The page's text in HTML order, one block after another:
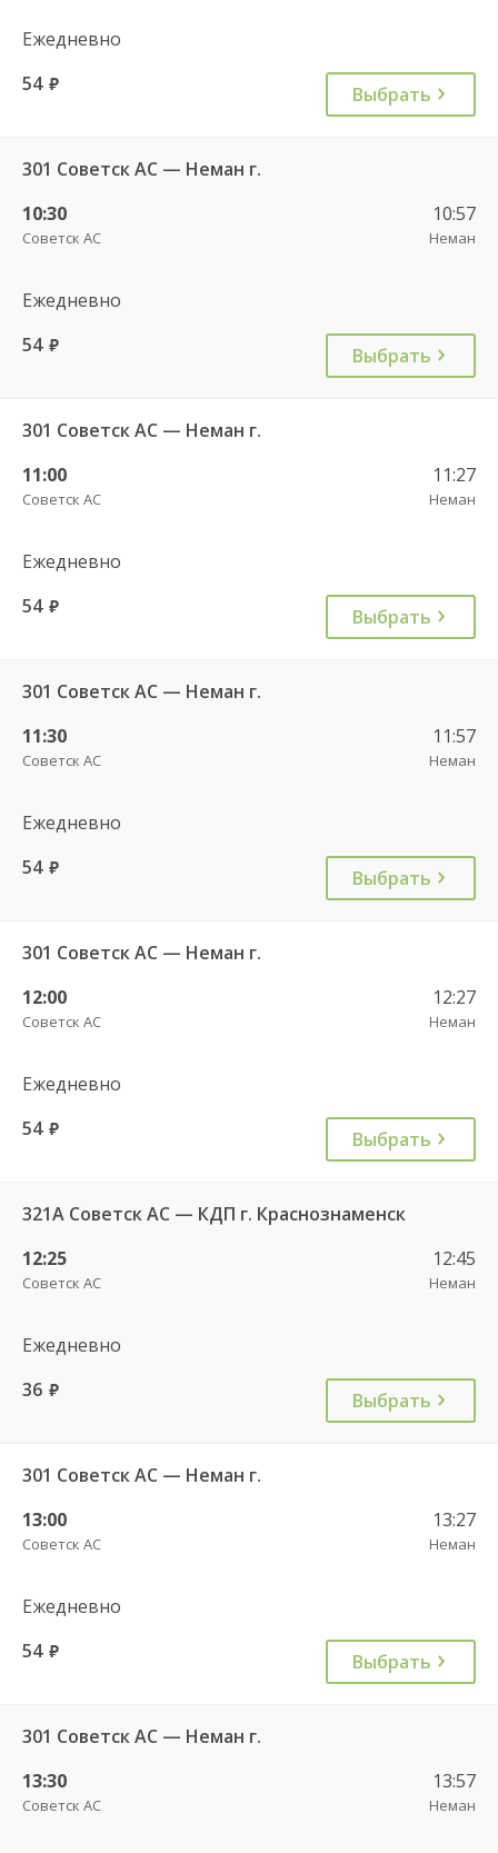
Ежедневно
54 руб. Выбрать
301 Советск АС — Неман г.
10:30
Советск АС
10:57
Неман
Ежедневно
54 руб. Выбрать
301 Советск АС — Неман г.
11:00
Советск АС
11:27
Неман
Ежедневно
54 руб. Выбрать
301 Советск АС — Неман г.
11:30
Советск АС
11:57
Неман
Ежедневно
54 руб. Выбрать
301 Советск АС — Неман г.
12:00
Советск АС
12:27
Неман
Ежедневно
54 руб. Выбрать
321А Советск АС — КДП г. Краснознаменск
12:25
Советск АС
12:45
Неман
Ежедневно
36 руб. Выбрать
301 Советск АС — Неман г.
13:00
Советск АС
13:27
Неман
Ежедневно
54 руб. Выбрать
301 Советск АС — Неман г.
13:30
Советск АС
13:57
Неман